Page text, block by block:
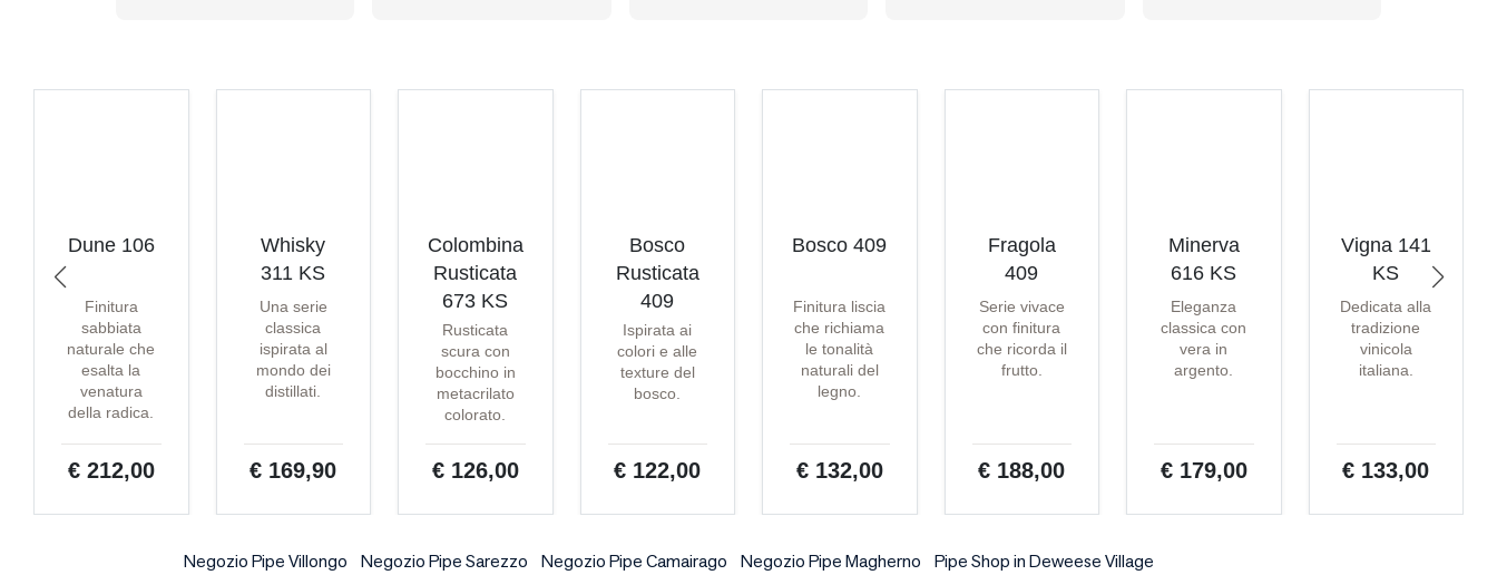
Dune 106
Finitura
sabbiata
naturale che
esalta la
venatura
della radica.
€ 212,00
Whisky
311 KS
Una serie
classica
ispirata al
mondo dei
distillati.
€ 169,90
Colombina
Rusticata
673 KS
Rusticata
scura con
bocchino in
metacrilato
colorato.
€ 126,00
Bosco
Rusticata
409
Ispirata ai
colori e alle
texture del
bosco.
€ 122,00
Bosco 409
Finitura liscia
che richiama
le tonalità
naturali del
legno.
€ 132,00
Fragola
409
Serie vivace
con finitura
che ricorda il
frutto.
€ 188,00
Minerva
616 KS
Eleganza
classica con
vera in
argento.
€ 179,00
Vigna 141
KS
Dedicata alla
tradizione
vinicola
italiana.
€ 133,00
Negozio Pipe Villongo Negozio Pipe Sarezzo Negozio Pipe Camairago Negozio Pipe Magherno
Pipe Shop in Deweese Village